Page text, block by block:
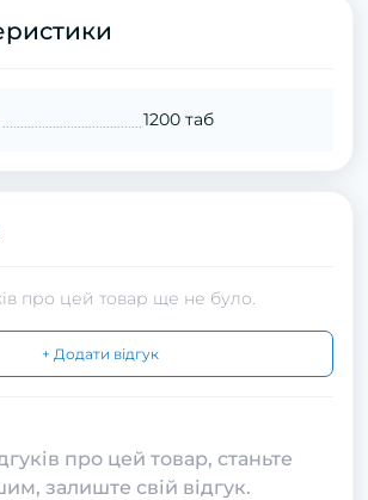
1200 таб
про цей товар ще не було.
+ Додати відгук
про цей товар, станьте
залиште свій відгук.